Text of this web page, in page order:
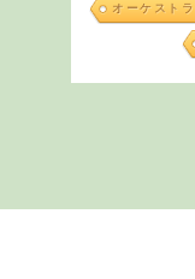
オーケスト